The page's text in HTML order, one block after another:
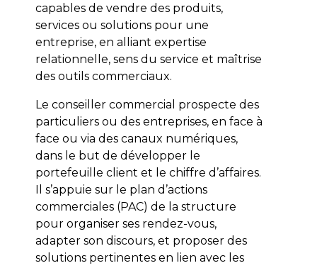
capables de vendre des produits,
services ou solutions pour une
entreprise, en alliant expertise
relationnelle, sens du service et maîtrise
des outils commerciaux.
Le conseiller commercial prospecte des
particuliers ou des entreprises, en face à
face ou via des canaux numériques,
dans le but de développer le
portefeuille client et le chiffre d’affaires.
Il s’appuie sur le plan d’actions
commerciales (PAC) de la structure
pour organiser ses rendez-vous,
adapter son discours, et proposer des
solutions pertinentes en lien avec les